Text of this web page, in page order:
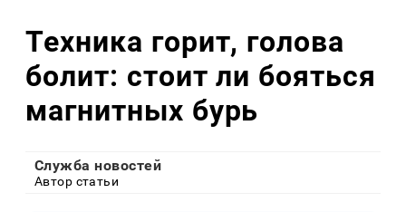
Техника горит, голова
болит: стоит ли бояться
магнитных бурь
Служба новостей
Автор статьи